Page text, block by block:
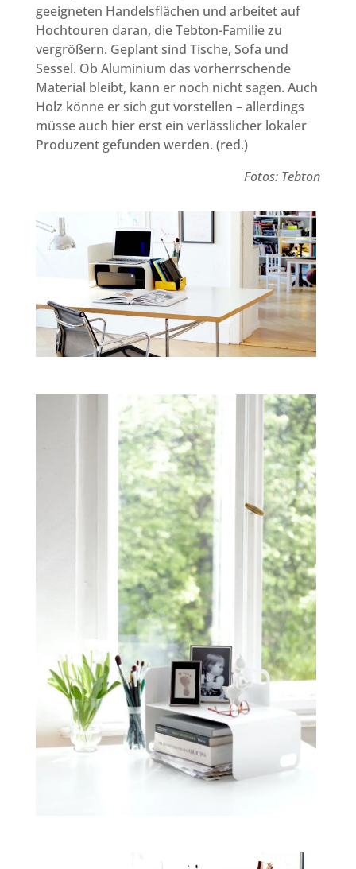
geeigneten Handelsflächen und arbeitet auf
Hochtouren daran, die Tebton-Familie zu
vergrößern. Geplant sind Tische, Sofa und
Sessel. Ob Aluminium das vorherrschende
Material bleibt, kann er noch nicht sagen. Auch
Holz könne er sich gut vorstellen – allerdings
müsse auch hier erst ein verlässlicher lokaler
Produzent gefunden werden. (red.)
Fotos: Tebton